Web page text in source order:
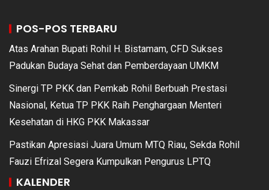
POS-POS TERBARU
Atas Arahan Bupati Rohil H. Bistamam, CFD Sukses
Padukan Budaya Sehat dan Pemberdayaan UMKM
Sinergi TP PKK dan Pemkab Rohil Berbuah Prestasi
Nasional, Ketua TP PKK Raih Penghargaan Menteri
Kesehatan di HKG PKK Makassar
Pastikan Apresiasi Juara Umum MTQ Riau, Sekda Rohil
Fauzi Efrizal Segera Kumpulkan Pengurus LPTQ
KALENDER